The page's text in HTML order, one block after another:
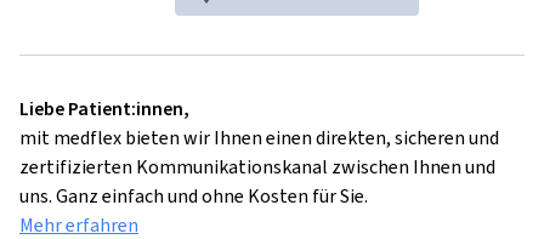
Liebe Patient:innen,
mit medflex bieten wir Ihnen einen direkten, sicheren und
zertifizierten Kommunikationskanal zwischen Ihnen und
uns. Ganz einfach und ohne Kosten für Sie.
Mehr erfahren